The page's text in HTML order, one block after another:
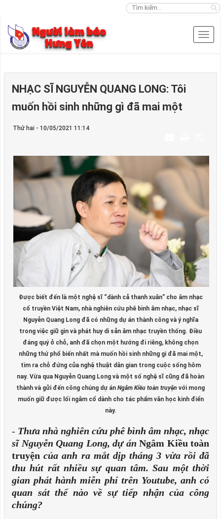
NHẠC SĨ NGUYỄN QUANG LONG: Tôi
muốn hồi sinh những gì đã mai một
Thứ hai - 10/05/2021 11:14
Được biết đến là một nghệ sĩ “dành cả thanh xuân” cho âm nhạc
cổ truyền Việt Nam, nhà nghiên cứu phê bình âm nhạc, nhạc sĩ
Nguyễn Quang Long đã có những dự án thành công và ý nghĩa
trong việc giữ gìn và phát huy di sản âm nhạc truyền thống. Điều
đáng quý ở chỗ, anh đã chọn một hướng đi riêng, không chọn
những thứ phổ biến nhất mà muốn hồi sinh những gì đã mai một,
tìm ra chỗ đứng của nghệ thuật dân gian trong cuộc sống hôm
nay. Vừa qua Nguyễn Quang Long và một số nghệ sĩ cũng đã hoàn
thành và gửi đến công chúng dự án Ngâm Kiều toàn truyện với mong
muốn giữ được lối ngâm cổ dành cho tác phẩm văn học kinh điển
này.
- Thưa nhà nghiên cứu phê bình âm nhạc, nhạc
sĩ Nguyễn Quang Long, dự án Ngâm Kiều toàn
truyện của anh ra mắt dịp tháng 3 vừa rồi đã
thu hút rất nhiều sự quan tâm. Sau một thời
gian phát hành miễn phí trên Youtube, anh có
quan sát thế nào về sự tiếp nhận của công
chúng?